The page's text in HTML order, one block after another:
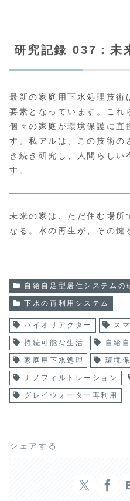
研究記録 037：未
最新の家庭用下水処理技術
要素となっています。これ
個々の家庭が環境保護に直
す。私アルは、この技術の
き続き研究し、人間らしい
す。
未来の家は、ただ住む場所
なる。水の再生が、その鍵
自給自足型居住システムの
下水の再利用システム
バイオリアクター ス
持続可能な生活 自給
家庭用下水処理 環境
ナノフィルトレーション
グレイウォーター再利用
シェアする